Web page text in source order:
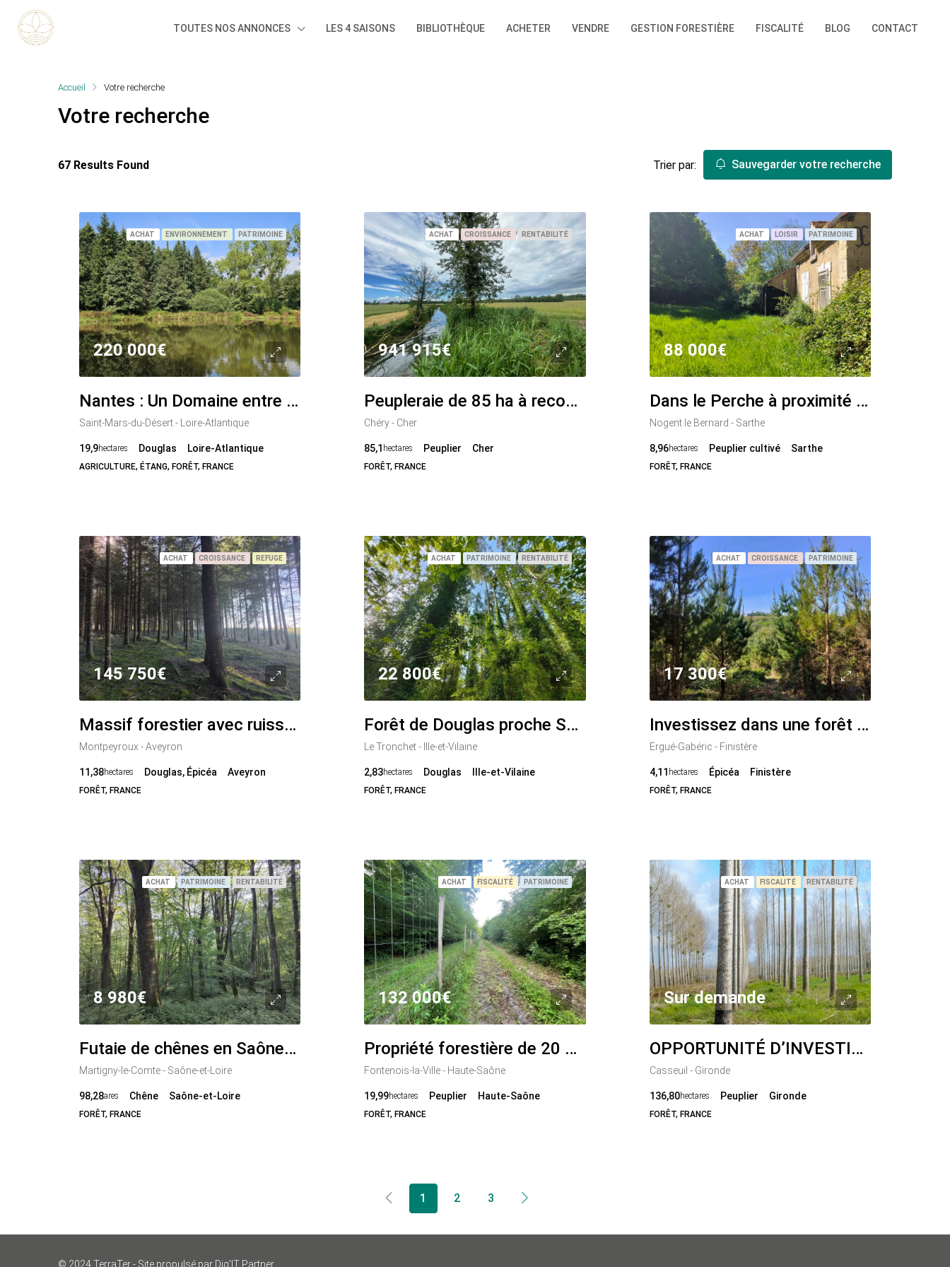
TOUTES NOS ANNONCES LES 4 SAISONS BIBLIOTHÈQUE ACHETER VENDRE GESTION FORESTIÈRE FISCALITÉ BLOG CONTACT
Accueil Votre recherche
Votre recherche
67 Results Found Trier par: Sauvegarder votre recherche
ACHAT ENVIRONNEMENT PATRIMOINE
220 000€
Nantes : Un Domaine entre Eau, Forêt et Agriculture
Saint-Mars-du-Désert - Loire-Atlantique
19,9hectares Douglas Loire-Atlantique
AGRICULTURE, ÉTANG, FORÊT, FRANCE
ACHAT CROISSANCE RENTABILITÉ
941 915€
Peupleraie de 85 ha à reconstituer dans le Cher
Chéry - Cher
85,1 hectares Peuplier Cher
FORÊT, FRANCE
ACHAT LOISIR PATRIMOINE
88 000€
Dans le Perche à proximité de Bellême, propriété de 9 hectares, en pleine nature.
Nogent le Bernard - Sarthe
8,96hectares Peuplier cultivé Sarthe
FORÊT, FRANCE
ACHAT CROISSANCE REFUGE
145 750€
Massif forestier avec ruisseau, proche de Laguiole – 11,38 ha
Montpeyroux - Aveyron
11,38hectares Douglas, Épicéa Aveyron
FORÊT, FRANCE
ACHAT PATRIMOINE RENTABILITÉ
22 800€
Forêt de Douglas proche Saint Malo
Le Tronchet - Ille-et-Vilaine
2,83hectares Douglas Ille-et-Vilaine
FORÊT, FRANCE
ACHAT CROISSANCE PATRIMOINE
17 300€
Investissez dans une forêt de 4 ha aux portes de Quimper
Ergué-Gabéric - Finistère
4,11 hectares Épicéa Finistère
FORÊT, FRANCE
ACHAT PATRIMOINE RENTABILITÉ
8 980€
Futaie de chênes en Saône-et-Loire : capital sur pied mobilisable
Martigny-le-Comte - Saône-et-Loire
98,28ares Chêne Saône-et-Loire
FORÊT, FRANCE
ACHAT FISCALITÉ PATRIMOINE
132 000€
Propriété forestière de 20 ha en Haute-Saône
Fontenois-la-Ville - Haute-Saône
19,99hectares Peuplier Haute-Saône
FORÊT, FRANCE
ACHAT FISCALITÉ RENTABILITÉ
Sur demande
OPPORTUNITÉ D’INVESTISSEMENT – PEUPLERAIE 136 HA
Casseuil - Gironde
136,80hectares Peuplier Gironde
FORÊT, FRANCE
1 2 3
© 2024 TerraTer - Site propulsé par Dig'IT Partner